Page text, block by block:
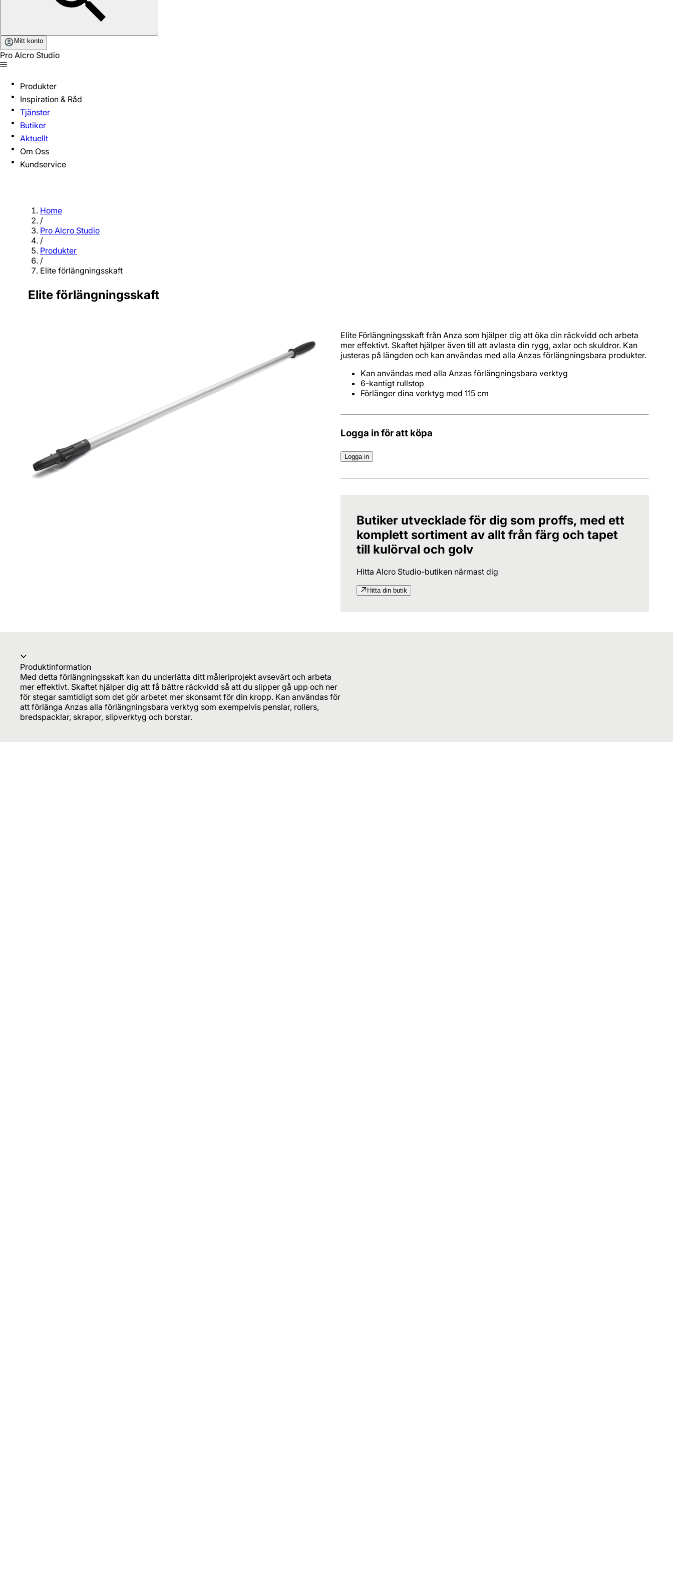
Mitt konto
Pro Alcro Studio
Produkter
Inspiration & Råd
Tjänster
Butiker
Aktuellt
Om Oss
Kundservice
Home
/
Pro Alcro Studio
/
Produkter
/
Elite förlängningsskaft
Elite förlängningsskaft
Elite Förlängningsskaft från Anza som hjälper dig att öka din räckvidd och arbeta
mer effektivt. Skaftet hjälper även till att avlasta din rygg, axlar och skuldror. Kan
justeras på längden och kan användas med alla Anzas förlängningsbara produkter.
Förlänger dina verktyg med 115 cm
Logga in för att köpa
Logga in
Butiker utvecklade för dig som proffs, med ett
komplett sortiment av allt från färg och tapet
till kulörval och golv
Hitta Alcro Studio-butiken närmast dig
Hitta din butik
Produktinformation
Med detta förlängningsskaft kan du underlätta ditt måleriprojekt avsevärt och arbeta
mer effektivt. Skaftet hjälper dig att få bättre räckvidd så att du slipper gå upp och ner
för stegar samtidigt som det gör arbetet mer skonsamt för din kropp. Kan användas för
att förlänga Anzas alla förlängningsbara verktyg som exempelvis penslar, rollers,
bredspacklar, skrapor, slipverktyg och borstar.